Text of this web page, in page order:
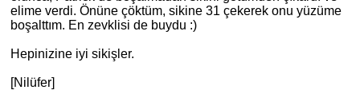
elime verdi. Önüne çöktüm, sikine 31 çekerek onu yüzüme
boşalttım. En zevklisi de buydu :)
Hepinizine iyi sikişler.
[Nilüfer]